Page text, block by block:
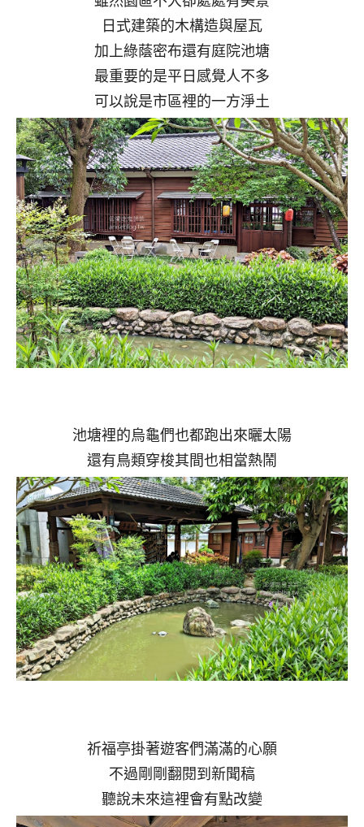
日式建築的木構造與屋瓦
加上綠蔭密布還有庭院池塘
最重要的是平日感覺人不多
可以說是市區裡的一方淨土
池塘裡的烏龜們也都跑出來曬太陽
還有鳥類穿梭其間也相當熱鬧
祈福亭掛著遊客們滿滿的心願
不過剛剛翻閱到新聞稿
聽說未來這裡會有點改變